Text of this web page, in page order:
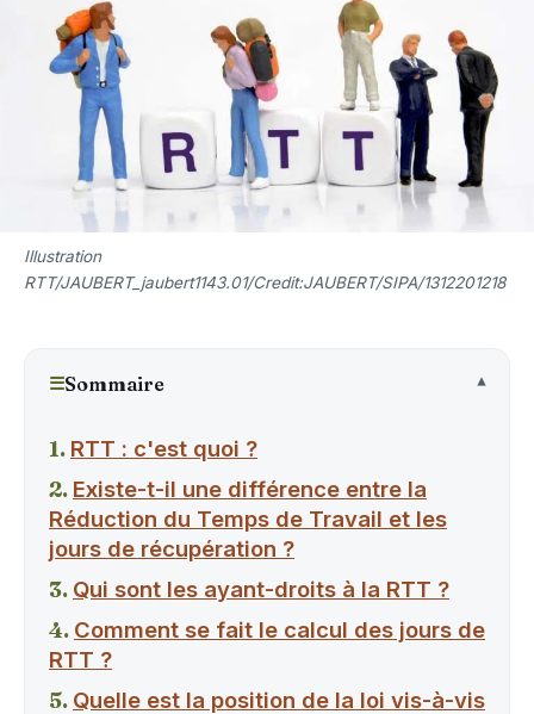
Illustration
RTT/JAUBERT_jaubert1143.01/Credit:JAUBERT/SIPA/1312201218
☰Sommaire
RTT : c'est quoi ?
Existe-t-il une différence entre la
Réduction du Temps de Travail et les
jours de récupération ?
Qui sont les ayant-droits à la RTT ?
Comment se fait le calcul des jours de
RTT ?
Quelle est la position de la loi vis-à-vis